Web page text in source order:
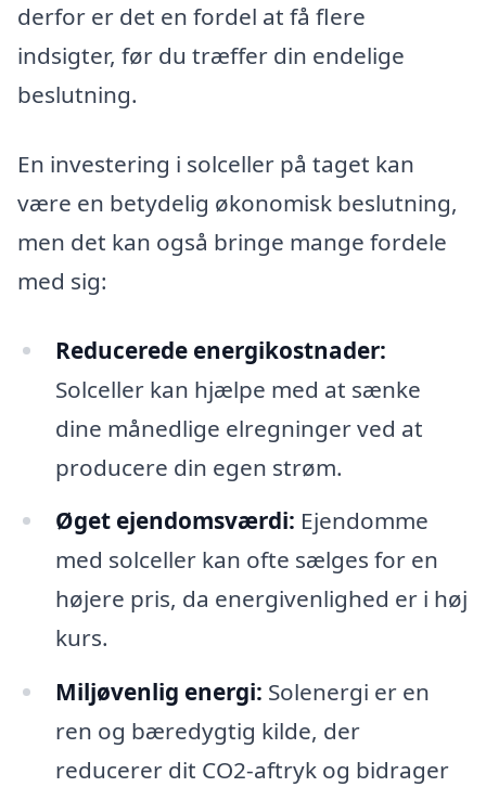
derfor er det en fordel at få flere
indsigter, før du træffer din endelige
beslutning.
En investering i solceller på taget kan
være en betydelig økonomisk beslutning,
men det kan også bringe mange fordele
med sig:
Reducerede energikostnader:
Solceller kan hjælpe med at sænke
dine månedlige elregninger ved at
producere din egen strøm.
Øget ejendomsværdi: Ejendomme
med solceller kan ofte sælges for en
højere pris, da energivenlighed er i høj
kurs.
Miljøvenlig energi: Solenergi er en
ren og bæredygtig kilde, der
reducerer dit CO2-aftryk og bidrager